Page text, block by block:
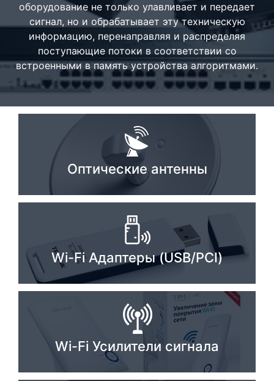
Серверное оборудование
UPS Источники бесперебойного питания
Мышки и Клавиатуры
Наушники
Сетевое оборудование
Видеоконференцсвязь
Digital Signage
Компьютеры Fujitsu
Комплектующие ПК
оборудование не только улавливает и передает
сигнал, но и обрабатывает эту техническую
информацию, перенаправляя и распределяя
поступающие потоки в соответствии со
встроенными в память устройства алгоритмами.
Оптические антенны
Wi-Fi Адаптеры (USB/PCI)
Wi-Fi Усилители сигнала